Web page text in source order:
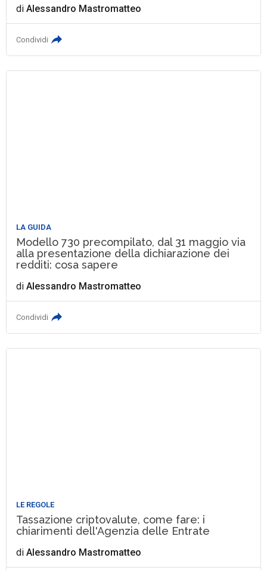
diAlessandro Mastromatteo
Condividi
LA GUIDA
Modello 730 precompilato, dal 31 maggio via
alla presentazione della dichiarazione dei
redditi: cosa sapere
diAlessandro Mastromatteo
Condividi
LE REGOLE
Tassazione criptovalute, come fare: i
chiarimenti dell'Agenzia delle Entrate
diAlessandro Mastromatteo